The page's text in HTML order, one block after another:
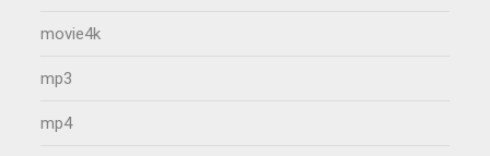
movie4k
mp3
mp4